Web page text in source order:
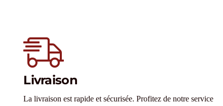
Livraison
La livraison est rapide et sécurisée. Profitez de notre service